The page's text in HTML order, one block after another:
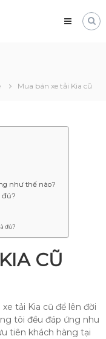
Mua bán xe tải Kia cũ
như thế nào?
đủ?
đủ?
CŨ
tải Kia cũ để lên đời
tôi đều đáp ứng nhu
tiên khách hàng tại